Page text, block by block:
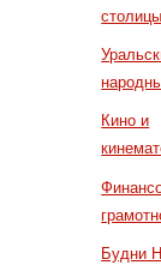
Кино и
Будни